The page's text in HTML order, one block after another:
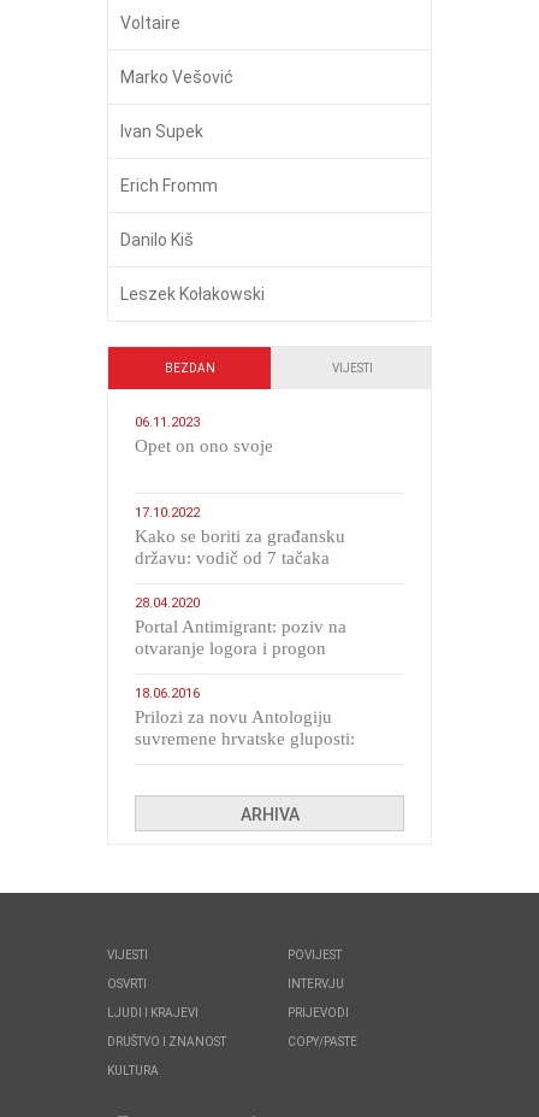
Voltaire
Marko Vešović
Ivan Supek
Erich Fromm
Danilo Kiš
Leszek Kołakowski
BEZDAN VIJESTI
06.11.2023
​Opet on ono svoje
17.10.2022
Kako se boriti za građansku
državu: vodič od 7 tačaka
28.04.2020
Portal Antimigrant: poziv na
otvaranje logora i progon
18.06.2016
Prilozi za novu Antologiju
suvremene hrvatske gluposti:
ARHIVA
VIJESTI
OSVRTI
LJUDI I KRAJEVI
DRUŠTVO I ZNANOST
KULTURA
POVIJEST
INTERVJU
PRIJEVODI
COPY/PASTE